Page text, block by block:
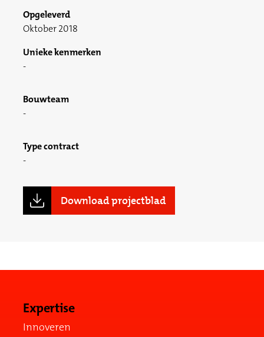
Opgeleverd
Oktober 2018
Unieke kenmerken
Bouwteam
Type contract
Download projectblad
Expertise
Innoveren